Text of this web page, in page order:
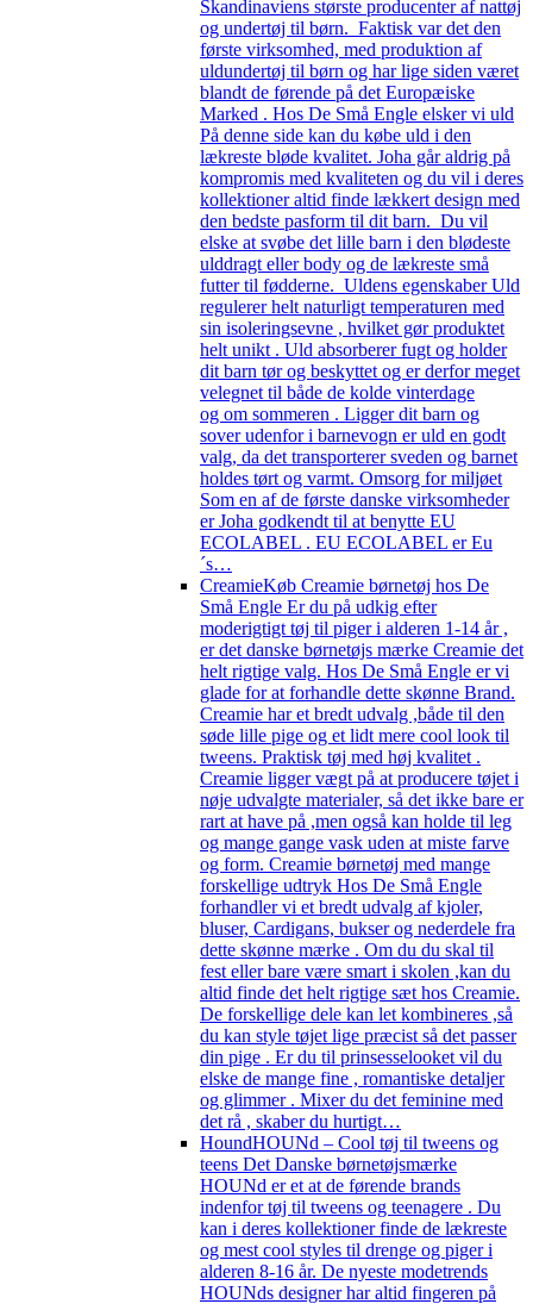
Skandinaviens største producenter af nattøj
og undertøj til børn. Faktisk var det den
første virksomhed, med produktion af
uldundertøj til børn og har lige siden været
blandt de førende på det Europæiske
Marked . Hos De Små Engle elsker vi uld
På denne side kan du købe uld i den
lækreste bløde kvalitet. Joha går aldrig på
kompromis med kvaliteten og du vil i deres
kollektioner altid finde lækkert design med
den bedste pasform til dit barn. Du vil
elske at svøbe det lille barn i den blødeste
ulddragt eller body og de lækreste små
futter til fødderne. Uldens egenskaber Uld
regulerer helt naturligt temperaturen med
sin isoleringsevne , hvilket gør produktet
helt unikt . Uld absorberer fugt og holder
dit barn tør og beskyttet og er derfor meget
velegnet til både de kolde vinterdage
og om sommeren . Ligger dit barn og
sover udenfor i barnevogn er uld en godt
valg, da det transporterer sveden og barnet
holdes tørt og varmt. Omsorg for miljøet
Som en af de første danske virksomheder
er Joha godkendt til at benytte EU
ECOLABEL . EU ECOLABEL er Eu
´s…
CreamieKøb Creamie børnetøj hos De
Små Engle Er du på udkig efter
moderigtigt tøj til piger i alderen 1-14 år ,
er det danske børnetøjs mærke Creamie det
helt rigtige valg. Hos De Små Engle er vi
glade for at forhandle dette skønne Brand.
Creamie har et bredt udvalg ,både til den
søde lille pige og et lidt mere cool look til
tweens. Praktisk tøj med høj kvalitet .
Creamie ligger vægt på at producere tøjet i
nøje udvalgte materialer, så det ikke bare er
rart at have på ,men også kan holde til leg
og mange gange vask uden at miste farve
og form. Creamie børnetøj med mange
forskellige udtryk Hos De Små Engle
forhandler vi et bredt udvalg af kjoler,
bluser, Cardigans, bukser og nederdele fra
dette skønne mærke . Om du du skal til
fest eller bare være smart i skolen ,kan du
altid finde det helt rigtige sæt hos Creamie.
De forskellige dele kan let kombineres ,så
du kan style tøjet lige præcist så det passer
din pige . Er du til prinsesselooket vil du
elske de mange fine , romantiske detaljer
og glimmer . Mixer du det feminine med
det rå , skaber du hurtigt…
HoundHOUNd – Cool tøj til tweens og
teens Det Danske børnetøjsmærke
HOUNd er et at de førende brands
indenfor tøj til tweens og teenagere . Du
kan i deres kollektioner finde de lækreste
og mest cool styles til drenge og piger i
alderen 8-16 år. De nyeste modetrends
HOUNds designer har altid fingeren på